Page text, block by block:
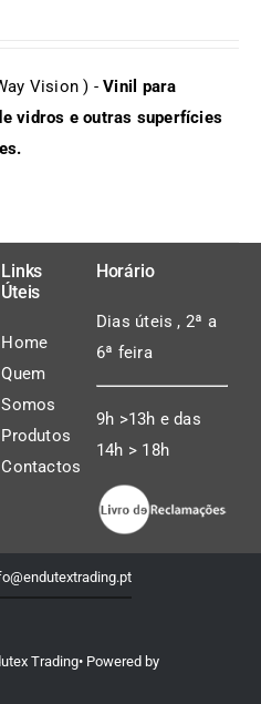
Vision ) -Vinil para
vidros e outras superfícies
Links
Úteis
Home
Quem
Somos
Produtos
Contactos
Horário
Dias úteis , 2ª a
6ª feira
9h >13h e das
14h > 18h
Trading• Powered by